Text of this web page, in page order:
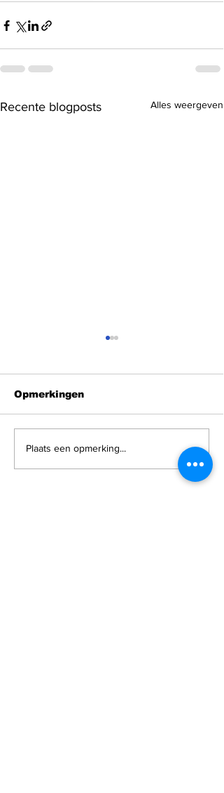
Recente blogposts Alles weergeven
Shabbat Shalom
Opmerkingen
Plaats een opmerking...